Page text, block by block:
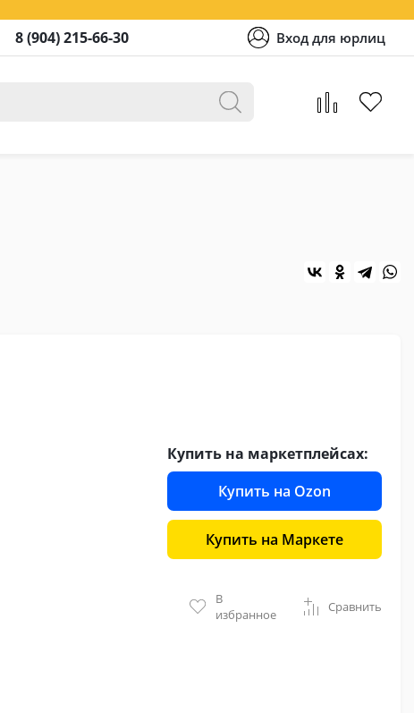
8 (904) 215-66-30 Вход для юрлиц
Купить на маркетплейсах:
Купить на Ozon
Купить на Маркете
В
избранное
Сравнить